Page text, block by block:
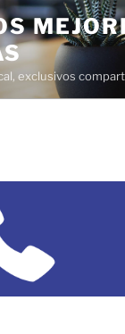
exclusivos